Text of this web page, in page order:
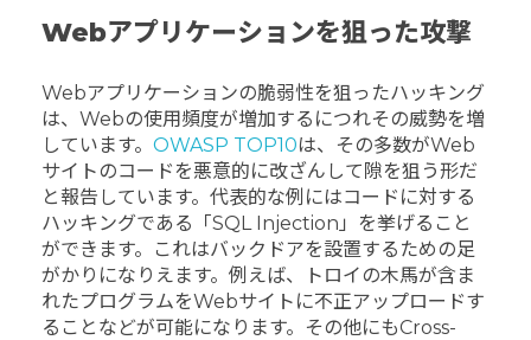
Webアプリケーションを狙った攻撃
Webアプリケーションの脆弱性を狙ったハッキング
は、Webの使用頻度が増加するにつれその威勢を増
しています。 OWASP TOP10は、その多数がWeb
サイトのコードを悪意的に改ざんして隙を狙う形だ
と報告しています。代表的な例にはコードに対する
ハッキングである「SQL Injection」を挙げること
ができます。これはバックドアを設置するための足
がかりになりえます。例えば、トロイの木馬が含ま
れたプログラムをWebサイトに不正アップロードす
ることなどが可能になります。その他にもCross-